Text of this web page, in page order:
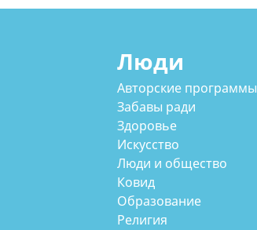
Люди
Авторские программы
Забавы ради
Здоровье
Искусство
Люди и общество
Ковид
Образование
Религия